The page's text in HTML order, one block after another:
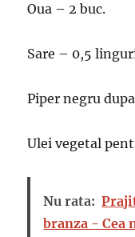
Oua – 2 buc.
Sare – 0,5
Piper negru
Ulei vegetal
Nu rata:
branza - Cea